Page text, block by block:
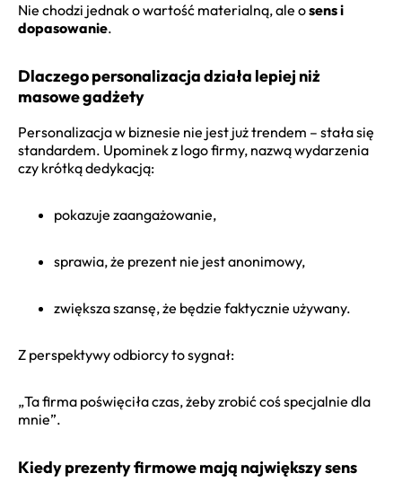
Nie chodzi jednak o wartość materialną, ale osens i
dopasowanie.
Dlaczego personalizacja działa lepiej niż
masowe gadżety
Personalizacja w biznesie nie jest już trendem – stała się
standardem. Upominek z logo firmy, nazwą wydarzenia
czy krótką dedykacją:
pokazuje zaangażowanie,
sprawia, że prezent nie jest anonimowy,
zwiększa szansę, że będzie faktycznie używany.
Z perspektywy odbiorcy to sygnał:
„Ta firma poświęciła czas, żeby zrobić coś specjalnie dla
mnie”.
Kiedy prezenty firmowe mają największy sens